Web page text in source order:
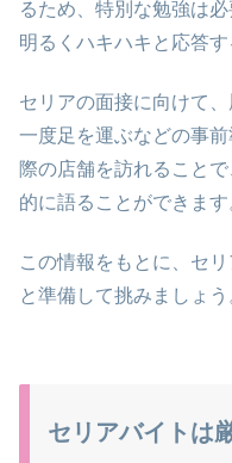
るため、特別な勉強は
明るくハキハキと応答す
セリアの面接に向けて
一度足を運ぶなどの事
際の店舗を訪れること
的に語ることができます
この情報をもとに、セ
と準備して挑みましょう
セリアバイトは